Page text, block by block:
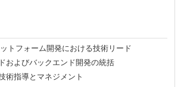
トフォーム開発における技術リード
およびバックエンド開発の統括
術指導とマネジメント